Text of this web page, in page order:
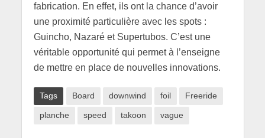
fabrication. En effet, ils ont la chance d’avoir
une proximité particulière avec les spots :
Guincho, Nazaré et Supertubos. C’est une
véritable opportunité qui permet à l’enseigne
de mettre en place de nouvelles innovations.
Tags Board downwind foil Freeride
planche speed takoon vague